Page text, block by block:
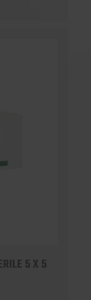
5 X 5